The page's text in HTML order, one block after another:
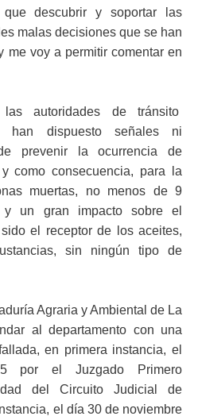
descubrir y soportar las
malas decisiones que se han
me voy a permitir comentar en
autoridades de tránsito
han dispuesto señales ni
prevenir la ocurrencia de
como consecuencia, para la
muertas, no menos de 9
y un gran impacto sobre el
el receptor de los aceites,
sin ningún tipo de
Agraria y Ambiental de La
al departamento con una
en primera instancia, el
por el Juzgado Primero
del Circuito Judicial de
el día 30 de noviembre